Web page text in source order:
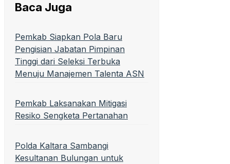
Baca Juga
Pemkab Siapkan Pola Baru
Pengisian Jabatan Pimpinan
Tinggi dari Seleksi Terbuka
Menuju Manajemen Talenta ASN
Pemkab Laksanakan Mitigasi
Resiko Sengketa Pertanahan
Polda Kaltara Sambangi
Kesultanan Bulungan untuk